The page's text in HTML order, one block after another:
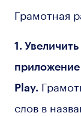
Грамотная
1.
Play.
слов в